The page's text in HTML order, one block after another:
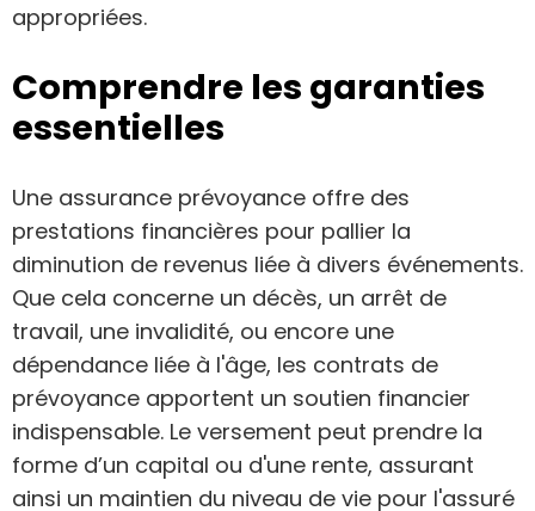
appropriées.
Comprendre les garanties
essentielles
Une assurance prévoyance offre des
prestations financières pour pallier la
diminution de revenus liée à divers événements.
Que cela concerne un décès, un arrêt de
travail, une invalidité, ou encore une
dépendance liée à l'âge, les contrats de
prévoyance apportent un soutien financier
indispensable. Le versement peut prendre la
forme d’un capital ou d'une rente, assurant
ainsi un maintien du niveau de vie pour l'assuré